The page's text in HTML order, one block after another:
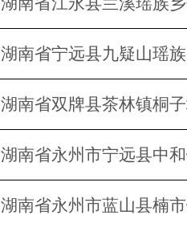
湖南省宁远县九疑山瑶
湖南省双牌县茶林镇桐
湖南省永州市宁远县中
湖南省永州市蓝山县楠